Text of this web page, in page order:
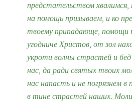
предстательством хвалимся,
на помощь призываем, и ко
твоему припадающе, помощи
угодниче Христов, от зол
укроти волны страстей и
нас, да ради святых твоих
нас напасть и не погрязнем в
в тине страстей наших.